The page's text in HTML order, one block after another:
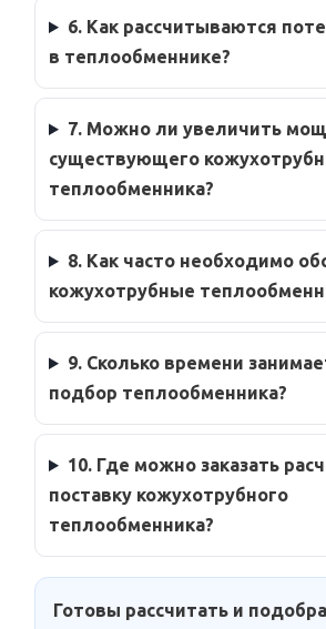
6. Как рассчитываются
в теплообменнике?
7. Можно ли увеличить
существующего
теплообменника?
8. Как часто необходимо
кожухотрубные
9. Сколько времени
подбор теплообменника?
10. Где можно заказать
поставку кожухотрубного
теплообменника?
Готовы рассчитать и